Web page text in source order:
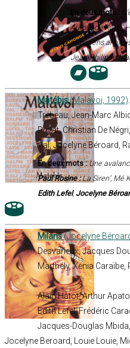
En deux mots :
Autour de Kann’
musiciens
Jean-Philippe
Matébis(Malavoi, 1992)
Trébeau, Jean-Marc
Privat, Christian De
Val, Jocelyne Béroard,
En deux mots : Une
Paul Rosine :La Siren’, Mé
Edith Lefel, Jocelyne
Milans(Jocelyne
Desvarieux, Jacques
Marthély, Xénia Caraïbe,
Alain Hatot, Arthur
Edith Lefel, Frédéric
Jacques-Douglas
Jocelyne Beroard, Louie Louie,